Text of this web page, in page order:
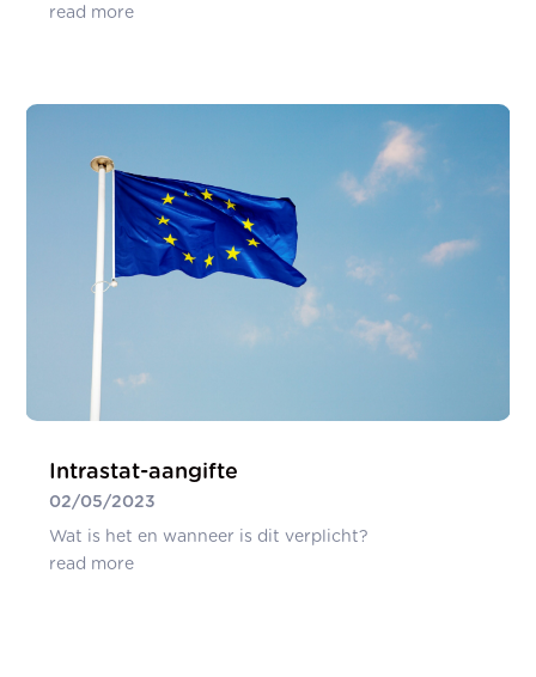
read more
Intrastat-aangifte
02/05/2023
Wat is het en wanneer is dit verplicht?
read more